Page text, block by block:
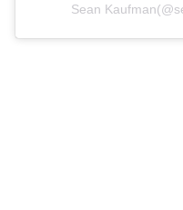
Sean